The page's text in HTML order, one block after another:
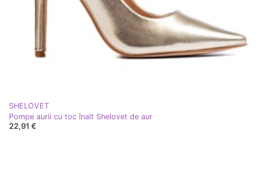
SHELOVET
Pompe aurii cu toc înalt Shelovet de aur
22,91 €